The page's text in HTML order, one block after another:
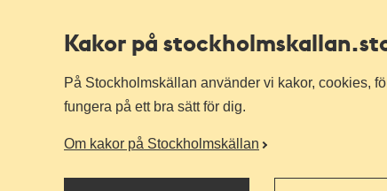
Kakor på stockholmskallan
På Stockholmskällan använder vi kakor, cookies,
fungera på ett bra sätt för dig.
Om kakor på Stockholmskällan